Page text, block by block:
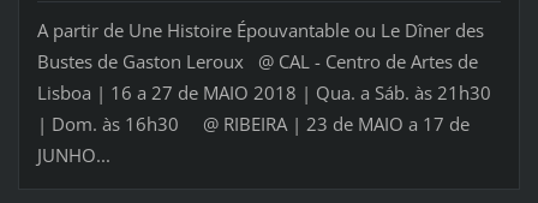
A partir de Une Histoire Épouvantable ou Le Dîner des
Bustes de Gaston Leroux @ CAL - Centro de Artes de
Lisboa | 16 a 27 de MAIO 2018 | Qua. a Sáb. às 21h30
| Dom. às 16h30 @ RIBEIRA | 23 de MAIO a 17 de
JUNHO...